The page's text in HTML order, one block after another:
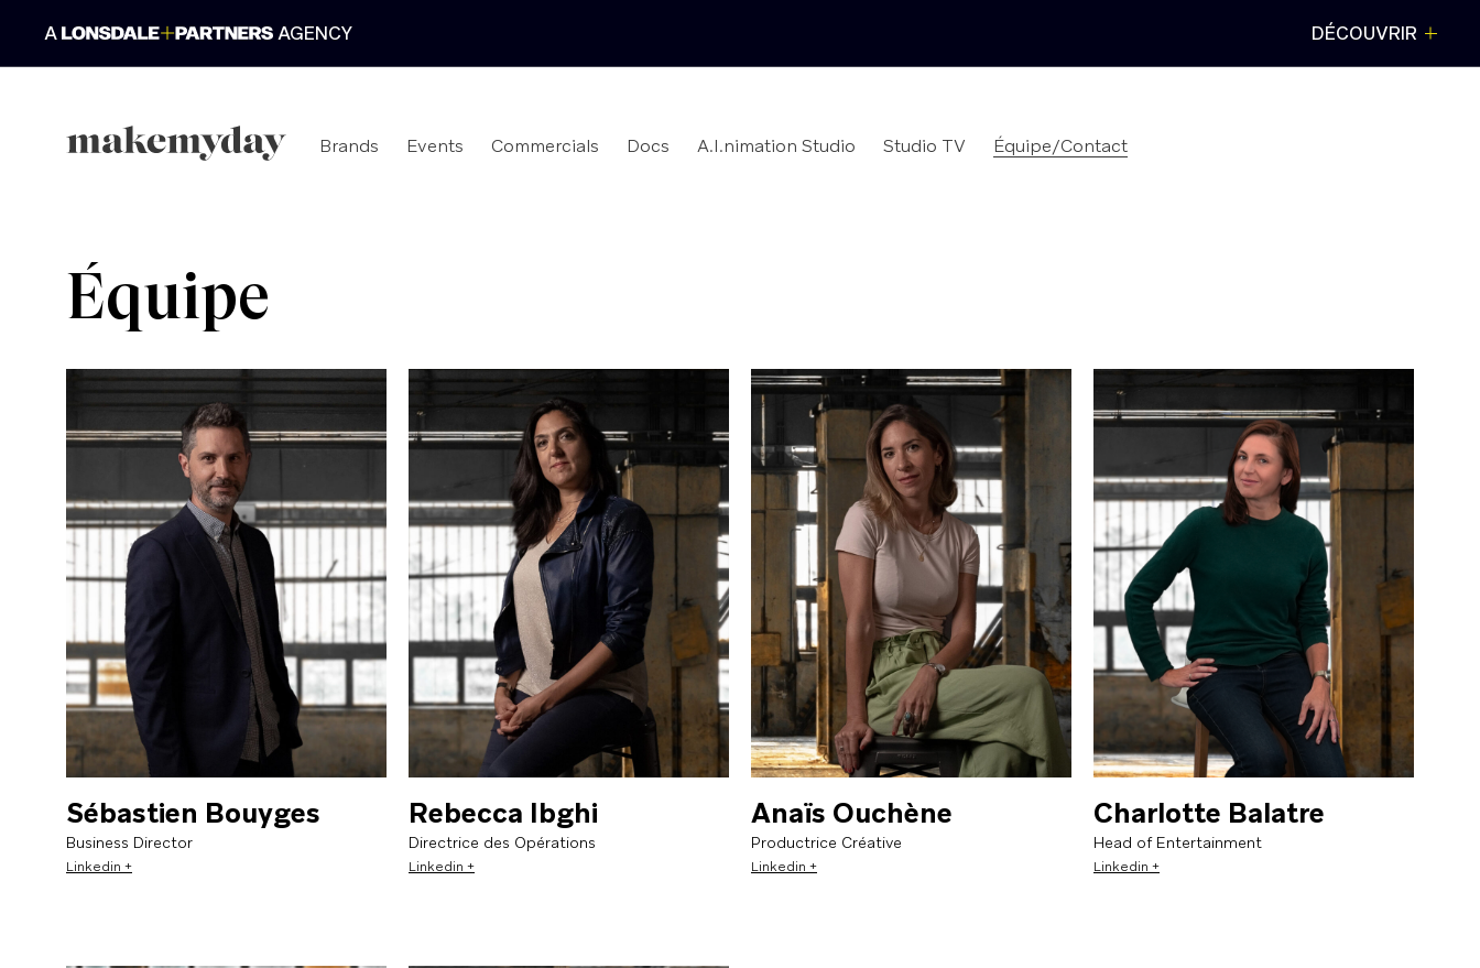
A AGENCY
DÉCOUVRIR
Lonsdale+Partners est une plateforme dédiée aux Marques, qui réunit plus de 220
experts du branding, du design et de la création à Paris, New York et Singapour.
Un collectif, 6 marques et une même culture entrepreneuriale.
EN SAVOIR PLUS
EN SAVOIR PLUS
Branding et design global
Brand activation et communication
commerciale
Maison de production audiovisuelle
Brands Events Commercials Docs A.I.nimation Studio Studio TV Équipe/Contact
Équipe
Sébastien Bouyges
Business Director
Linkedin +
Rebecca Ibghi
Directrice des Opérations
Linkedin +
Anaïs Ouchène
Productrice Créative
Linkedin +
Charlotte Balatre
Head of Entertainment
Linkedin +